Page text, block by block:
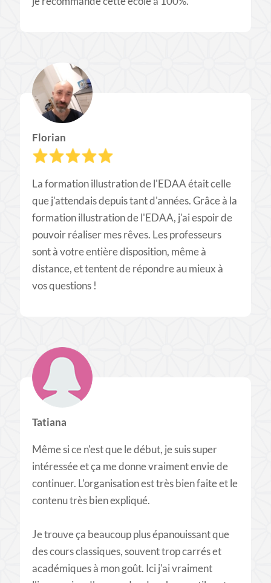
Florian
La formation illustration de l'EDAA était celle
que j'attendais depuis tant d'années. Grâce à la
formation illustration de l'EDAA, j'ai espoir de
pouvoir réaliser mes rêves. Les professeurs
sont à votre entière disposition, même à
distance, et tentent de répondre au mieux à
vos questions !
Tatiana
Même si ce n'est que le début, je suis super
intéressée et ça me donne vraiment envie de
continuer. L'organisation est très bien faite et le
contenu très bien expliqué.
Je trouve ça beaucoup plus épanouissant que
des cours classiques, souvent trop carrés et
académiques à mon goût. Ici j'ai vraiment